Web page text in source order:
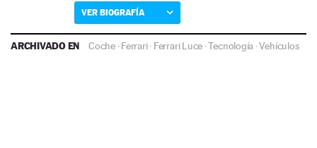
VER BIOGRAFÍA
ARCHIVADO EN Coche·Ferrari· Ferrari Luce ·Tecnología ·Vehículos